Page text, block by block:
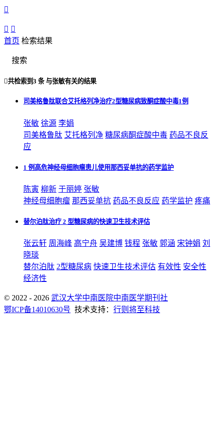

 
首页 检索结果
搜索
共检索到 3 条与张敏有关的结果
司美格鲁肽联合艾托格列净治疗2型糖尿病致酮症酸中毒1例
张敏 徐源 李娟
司美格鲁肽 艾托格列净 糖尿病酮症酸中毒 药品不良反
应
1 例高危神经母细胞瘤患儿使用那西妥单抗的药学监护
陈寅 柳新 于丽婷 张敏
神经母细胞瘤 那西妥单抗 药品不良反应 药学监护 疼痛
替尔泊肽治疗 2 型糖尿病的快速卫生技术评估
张云轩 周海峰 高宁舟 吴建博 钱程 张敏 郭涵 宋钟娟 刘
晓琰
替尔泊肽 2型糖尿病 快速卫生技术评估 有效性 安全性
经济性
© 2022 - 2026 武汉大学中南医院中南医学期刊社
鄂ICP备14010630号 技术支持： 行则将至科技